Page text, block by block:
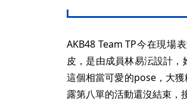
AKB48 Team TP今在現場
皮，是由成員林易沄設計
這個相當可愛的pose，大
露第八單的活動還沒結束，